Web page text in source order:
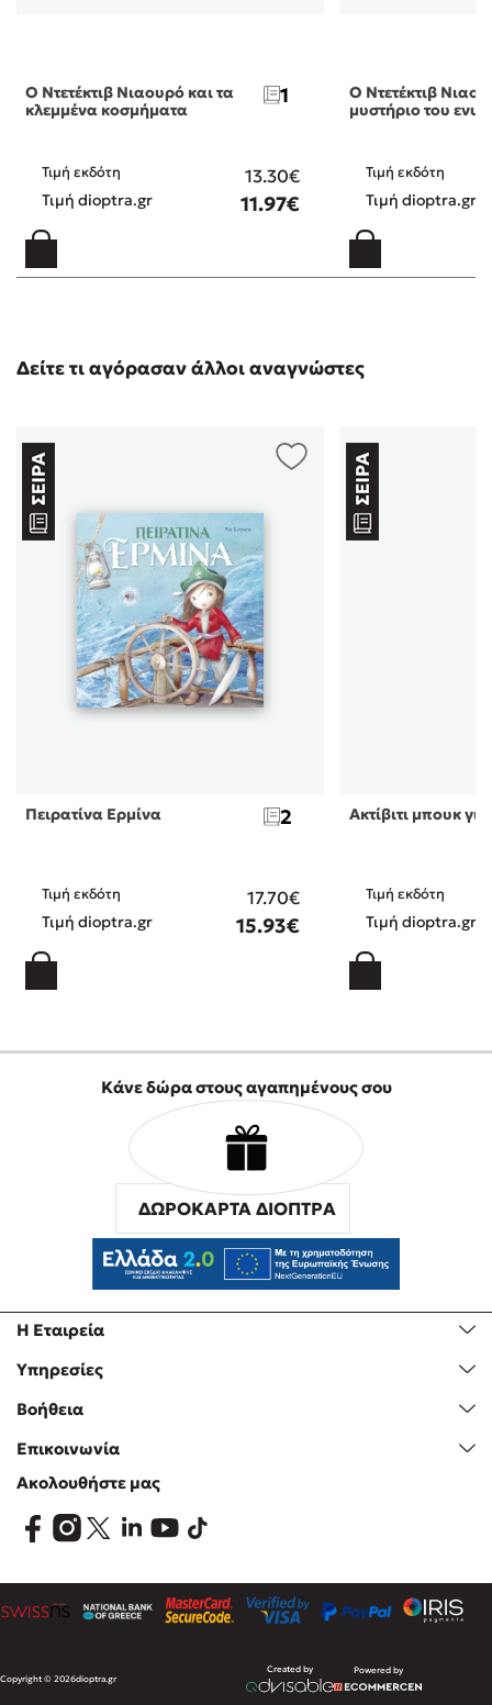
Ο Ντετέκτιβ Νιαουρό και τα
κλεμμένα κοσμήματα
1
Τιμή εκδότη 13.30€
Τιμή dioptra.gr 11.97€
Ο Ντετέκτιβ
μυστήριο του
Τιμή εκδότη
Τιμή dioptra.gr
Δείτε τι αγόρασαν άλλοι αναγνώστες
Πειρατίνα Ερμίνα 2
Τιμή εκδότη 17.70€
Τιμή dioptra.gr 15.93€
Ακτίβιτι μπουκ
Τιμή εκδότη
Τιμή dioptra.gr
Η Εταιρεία
Υπηρεσίες
Βοήθεια
Επικοινωνία
Κάνε δώρα στους αγαπημένους σου
ΔΩΡΟΚΑΡΤΑ ΔΙΟΠΤΡΑ
Ακολουθήστε μας
Copyright © 2026dioptra.gr
Created by Powered by